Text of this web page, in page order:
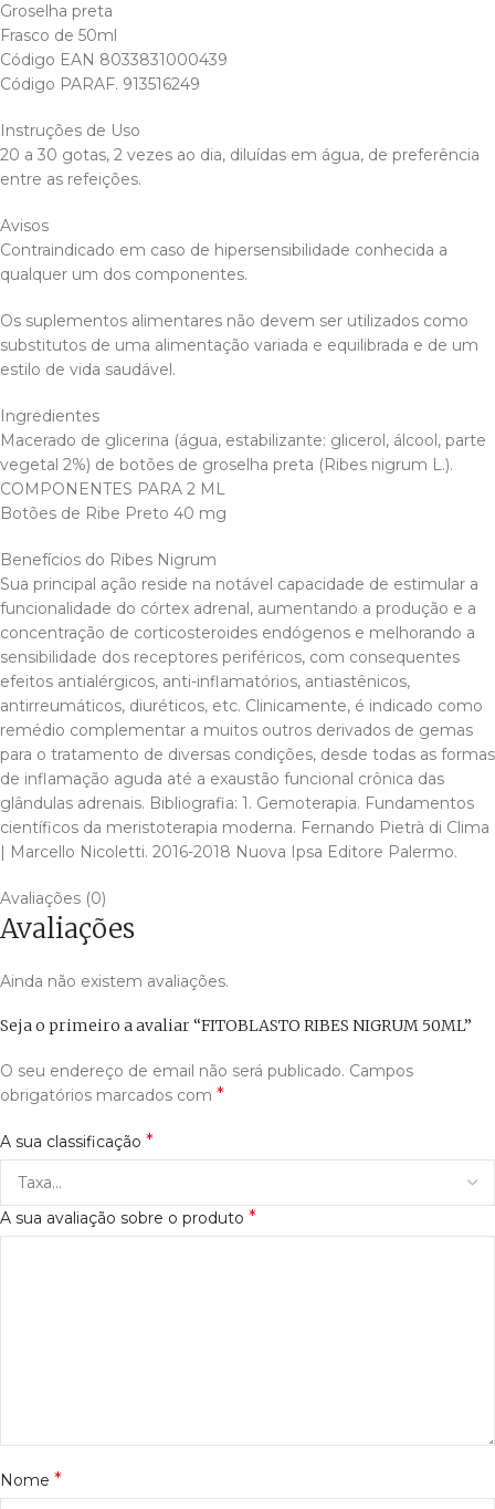
Groselha preta
Frasco de 50ml
Código EAN 8033831000439
Código PARAF. 913516249
Instruções de Uso
20 a 30 gotas, 2 vezes ao dia, diluídas em água, de preferência
entre as refeições.
Avisos
Contraindicado em caso de hipersensibilidade conhecida a
qualquer um dos componentes.
Os suplementos alimentares não devem ser utilizados como
substitutos de uma alimentação variada e equilibrada e de um
estilo de vida saudável.
Ingredientes
Macerado de glicerina (água, estabilizante: glicerol, álcool, parte
vegetal 2%) de botões de groselha preta (Ribes nigrum L.).
COMPONENTES PARA 2 ML
Botões de Ribe Preto 40 mg
Benefícios do Ribes Nigrum
Sua principal ação reside na notável capacidade de estimular a
funcionalidade do córtex adrenal, aumentando a produção e a
concentração de corticosteroides endógenos e melhorando a
sensibilidade dos receptores periféricos, com consequentes
efeitos antialérgicos, anti-inflamatórios, antiastênicos,
antirreumáticos, diuréticos, etc. Clinicamente, é indicado como
remédio complementar a muitos outros derivados de gemas
para o tratamento de diversas condições, desde todas as formas
de inflamação aguda até a exaustão funcional crônica das
glândulas adrenais. Bibliografia: 1. Gemoterapia. Fundamentos
científicos da meristoterapia moderna. Fernando Pietrà di Clima
| Marcello Nicoletti. 2016-2018 Nuova Ipsa Editore Palermo.
Avaliações (0)
Avaliações
Ainda não existem avaliações.
Seja o primeiro a avaliar “FITOBLASTO RIBES NIGRUM 50ML”
O seu endereço de email não será publicado. Campos
obrigatórios marcados com *
A sua classificação *
A sua avaliação sobre o produto *
Nome *